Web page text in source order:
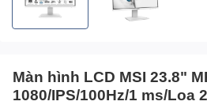
Màn hình LCD MSI 23.8"
1080/IPS/100Hz/1 ms/Loa